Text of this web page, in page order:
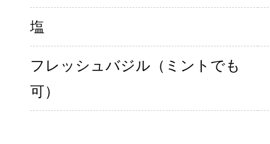
塩
フレッシュバジル（ミントでも
可）